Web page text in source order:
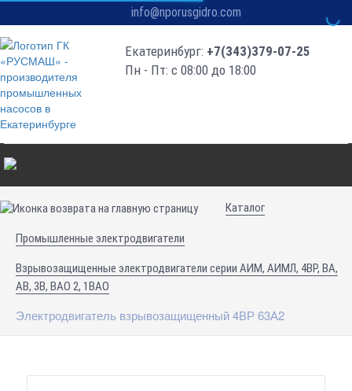
info@nporusgidro.com
Екатеринбург: +7(343)379-07-25
Пн - Пт: с 08:00 до 18:00
Каталог
Промышленные электродвигатели
Взрывозащищенные электродвигатели серии АИМ, АИМЛ, 4ВР, ВА,
АВ, 3В, ВАО 2, 1ВАО
Электродвигатель взрывозащищенный 4ВР 63А2